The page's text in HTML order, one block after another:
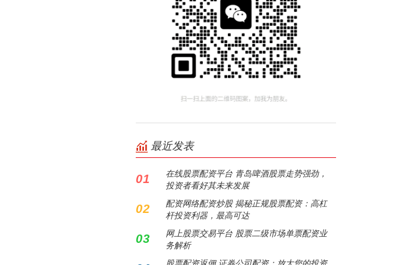
最近发表
01
在线股票配资平台 青岛啤酒股票走势强劲，
投资者看好其未来发展
02
配资网络配资炒股 揭秘正规股票配资：高杠
杆投资利器，最高可达
03
网上股票交易平台 股票二级市场单票配资业
务解析